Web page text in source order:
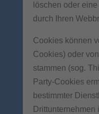
löschen oder
durch Ihren
Cookies können
Cookies) oder
stammen (sog.
Party-Cookies
bestimmter